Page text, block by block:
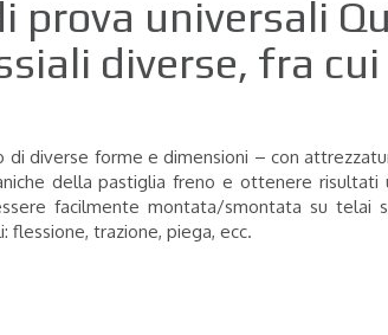
prova universali
diverse, fra
diverse forme e dimensioni – con
della pastiglia freno e ottenere
facilmente montata/smontata su telai
trazione, piega, ecc.